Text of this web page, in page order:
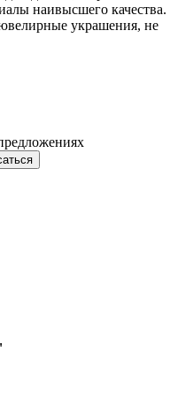
наивысшего качества.
украшения, не